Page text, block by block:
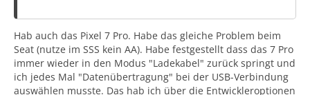
Hab auch das Pixel 7 Pro. Habe das gleiche Problem beim
Seat (nutze im SSS kein AA). Habe festgestellt dass das 7 Pro
immer wieder in den Modus "Ladekabel" zurück springt und
ich jedes Mal "Datenübertragung" bei der USB-Verbindung
auswählen musste. Das hab ich über die Entwickleroptionen